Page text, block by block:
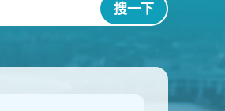
搜一下